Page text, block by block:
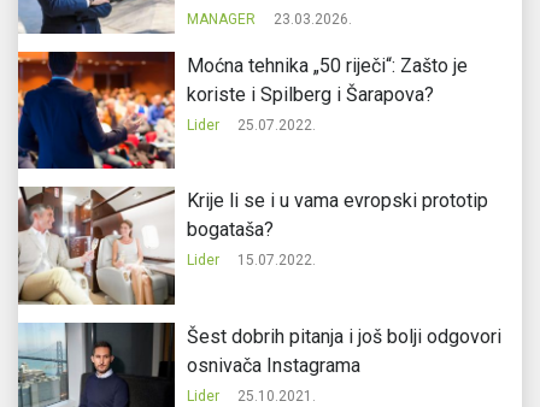
MANAGER
23.03.2026.
Moćna tehnika „50 riječi“: Zašto je
koriste i Spilberg i Šarapova?
Lider 25.07.2022.
Krije li se i u vama evropski prototip
bogataša?
Lider 15.07.2022.
Šest dobrih pitanja i još bolji odgovori
osnivača Instagrama
Lider 25.10.2021.